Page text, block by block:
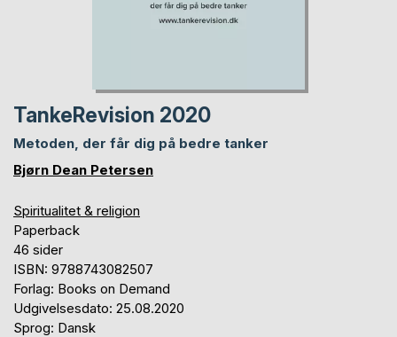
TankeRevision 2020
Metoden, der får dig på bedre tanker
Bjørn Dean Petersen
Spiritualitet & religion
Paperback
46 sider
ISBN: 9788743082507
Forlag: Books on Demand
Udgivelsesdato: 25.08.2020
Sprog: Dansk